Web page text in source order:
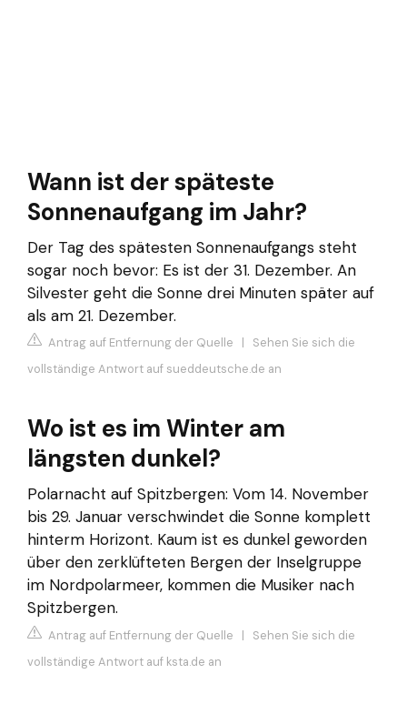
Wann ist der späteste
Sonnenaufgang im Jahr?
Der Tag des spätesten Sonnenaufgangs steht
sogar noch bevor: Es ist der 31. Dezember. An
Silvester geht die Sonne drei Minuten später auf
als am 21. Dezember.
Antrag auf Entfernung der Quelle | Sehen Sie sich die
vollständige Antwort auf sueddeutsche.de an
Wo ist es im Winter am
längsten dunkel?
Polarnacht auf Spitzbergen: Vom 14. November
bis 29. Januar verschwindet die Sonne komplett
hinterm Horizont. Kaum ist es dunkel geworden
über den zerklüfteten Bergen der Inselgruppe
im Nordpolarmeer, kommen die Musiker nach
Spitzbergen.
Antrag auf Entfernung der Quelle | Sehen Sie sich die
vollständige Antwort auf ksta.de an